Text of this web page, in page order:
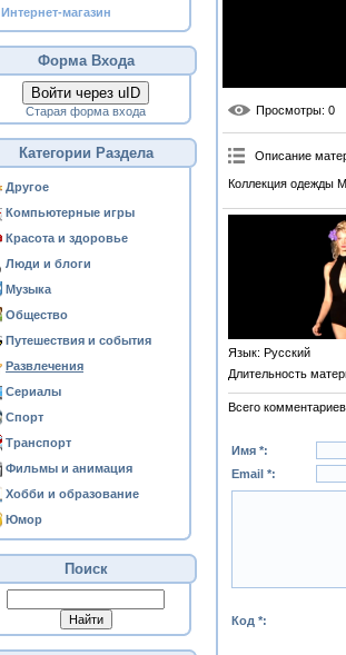
Интернет-магазин
Форма Входа
Войти через uID
Старая форма входа
Категории Раздела
Другое
Компьютерные игры
Красота и здоровье
Люди и блоги
Музыка
Общество
Путешествия и события
Развлечения
Сериалы
Спорт
Транспорт
Фильмы и анимация
Хобби и образование
Юмор
Поиск
Просмотры: 0
Описание
Коллекция одежды
Язык: Русский
Длительность
Всего комментариев
Имя *:
Email *:
Код *: